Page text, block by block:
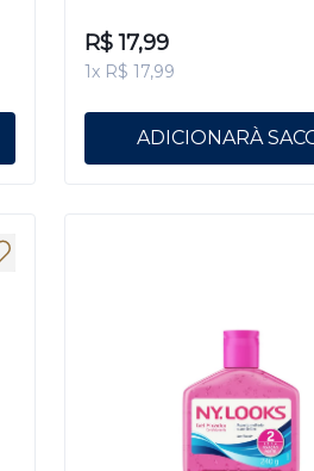
R$ 17,99
1x R$ 17,99
ADICIONAR